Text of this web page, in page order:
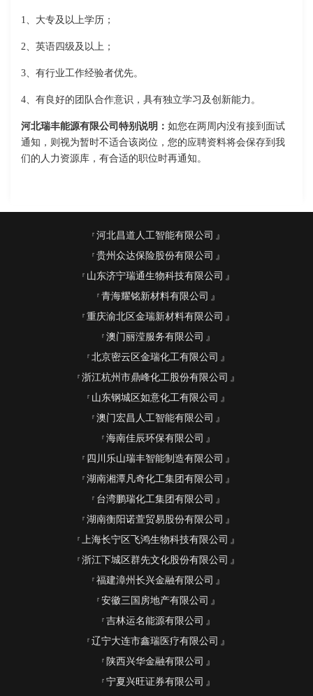
1、大专及以上学历；
2、英语四级及以上；
3、有行业工作经验者优先。
4、有良好的团队合作意识，具有独立学习及创新能力。
河北瑞丰能源有限公司特别说明： 如您在两周内没有接到面试
通知，则视为暂时不适合该岗位，您的应聘资料将会保存到我
们的人力资源库，有合适的职位时再通知。
河北昌道人工智能有限公司
贵州众达保险股份有限公司
山东济宁瑞通生物科技有限公司
青海耀铭新材料有限公司
重庆渝北区金瑞新材料有限公司
澳门丽滢服务有限公司
北京密云区金瑞化工有限公司
浙江杭州市鼎峰化工股份有限公司
山东钢城区如意化工有限公司
澳门宏昌人工智能有限公司
海南佳辰环保有限公司
四川乐山瑞丰智能制造有限公司
湖南湘潭凡奇化工集团有限公司
台湾鹏瑞化工集团有限公司
湖南衡阳诺萱贸易股份有限公司
上海长宁区飞鸿生物科技有限公司
浙江下城区群先文化股份有限公司
福建漳州长兴金融有限公司
安徽三国房地产有限公司
吉林运名能源有限公司
辽宁大连市鑫瑞医疗有限公司
陕西兴华金融有限公司
宁夏兴旺证券有限公司